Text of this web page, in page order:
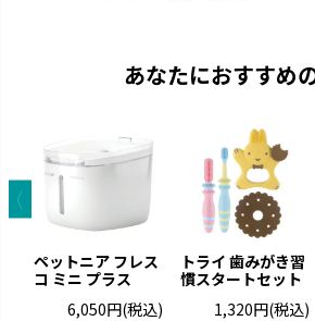
あなたにおすすめ
ペットニア フレス
コ ミニ プラス
6,050円(税込)
トライ 歯みがき習
慣スタートセット
1,320円(税込)